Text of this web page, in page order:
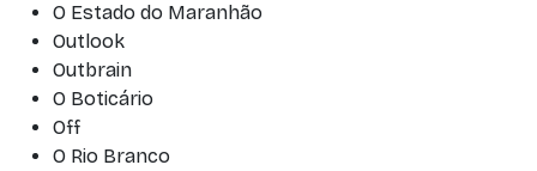
O Estado do Maranhão
Outlook
Outbrain
O Boticário
Off
O Rio Branco